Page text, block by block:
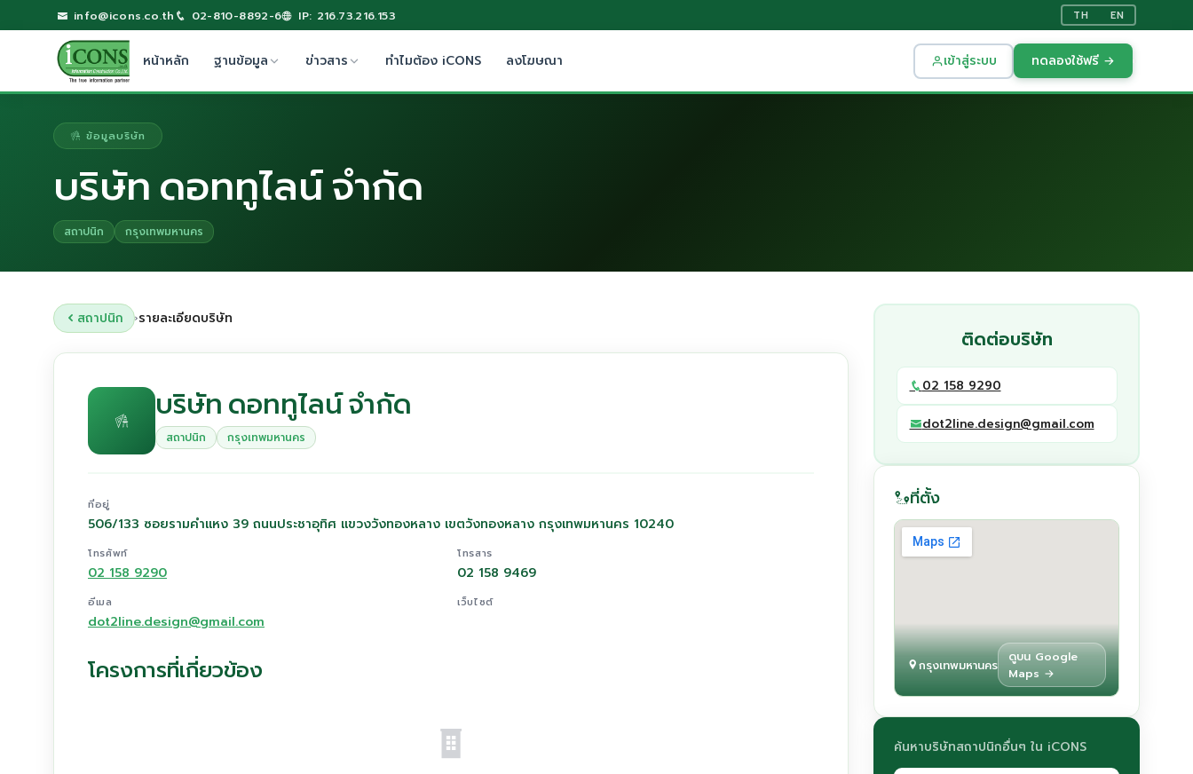
info@icons.co.th 02-810-8892-6 IP: 216.73.216.153 TH EN
หน้าหลัก ฐานข้อมูล ข่าวสาร ทำไมต้อง iCONS ลงโฆษณา เข้าสู่ระบบ ทดลองใช้ฟรี →
ข้อมูลบริษัท
บริษัท ดอททูไลน์ จำกัด
สถาปนิก กรุงเทพมหานคร
สถาปนิก ›รายละเอียดบริษัท
บริษัท ดอททูไลน์ จำกัด
สถาปนิก กรุงเทพมหานคร
ที่อยู่
506/133 ซอยรามคำแหง 39 ถนนประชาอุทิศ แขวงวังทองหลาง เขตวังทองหลาง กรุงเทพมหานคร 10240
โทรศัพท์
02 158 9290
โทรสาร
02 158 9469
อีเมล
dot2line.design@gmail.com
เว็บไซต์
โครงการที่เกี่ยวข้อง
ติดต่อบริษัท
02 158 9290
dot2line.design@gmail.com
ที่ตั้ง
กรุงเทพมหานคร
ดูบน Google
Maps →
ค้นหาบริษัทสถาปนิกอื่นๆ ใน iCONS